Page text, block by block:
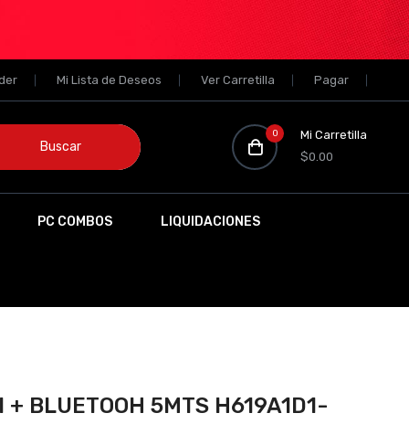
Mi Lista de Deseos Ver Carretilla Pagar
Buscar
0
Mi Carretilla
$0.00
PC COMBOS LIQUIDACIONES
+ BLUETOOH 5MTS H619A1D1-